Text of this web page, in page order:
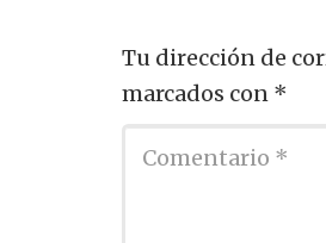
Tu dirección de
marcados con *